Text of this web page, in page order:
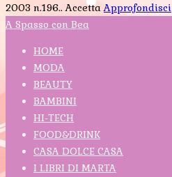
2003 n.196..Accetta Approfondisci
A Spasso con Bea
HOME
MODA
BEAUTY
BAMBINI
HI-TECH
FOOD&DRINK
CASA DOLCE CASA
I LIBRI DI MARTA